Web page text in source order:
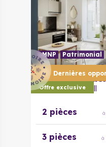
Dernières
Offre exclusive
LMNP Patrimonial
67000
Passage de l’Ill
2 pièces
3 pièces à